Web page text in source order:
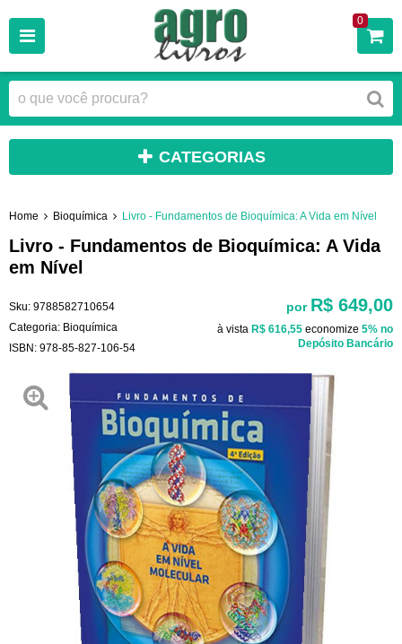
0
CATEGORIAS
Home Bioquímica Livro - Fundamentos de Bioquímica: A Vida em Nível
Livro - Fundamentos de Bioquímica: A Vida
em Nível
Sku: 9788582710654
Categoria: Bioquímica
ISBN: 978-85-827-106-54
por R$ 649,00
à vista R$ 616,55 economize 5% no
Depósito Bancário